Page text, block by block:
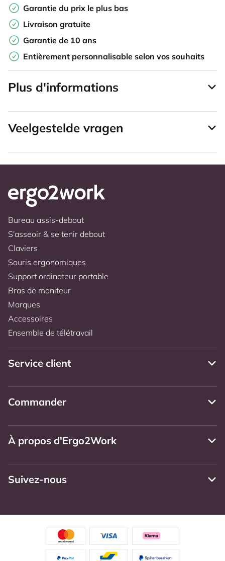
Garantie du prix le plus bas
Livraison gratuite
Garantie de 10 ans
Entièrement personnalisable selon vos souhaits
Plus d'informations
Veelgestelde vragen
Bureau assis-debout
S'asseoir & se tenir debout
Claviers
Souris ergonomiques
Support ordinateur portable
Bras de moniteur
Marques
Accessoires
Ensemble de télétravail
Service client
Commander
À propos d'Ergo2Work
Suivez-nous